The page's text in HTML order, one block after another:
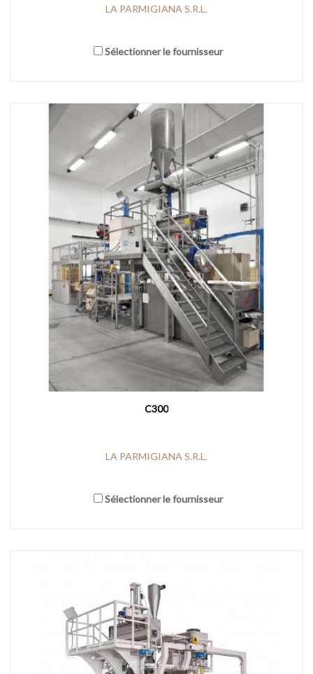
LA PARMIGIANA S.R.L.
Sélectionner le fournisseur
C300
LA PARMIGIANA S.R.L.
Sélectionner le fournisseur